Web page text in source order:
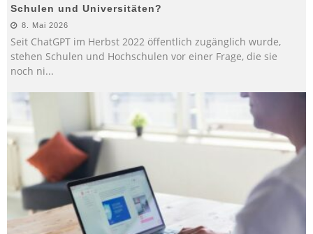
Schulen und Universitäten?
8. Mai 2026
Seit ChatGPT im Herbst 2022 öffentlich zugänglich wurde,
stehen Schulen und Hochschulen vor einer Frage, die sie
noch ni...